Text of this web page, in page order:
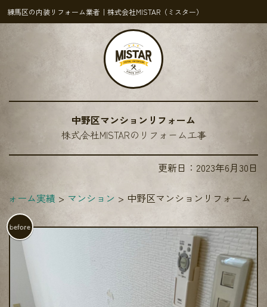
練馬区の内装リフォーム業者｜株式会社MISTAR（ミスター）
中野区マンションリフォーム
株式会社MISTARのリフォーム工事
更新日： 2023年6月30日
ォーム実績 マンション 中野区マンションリフォーム
before